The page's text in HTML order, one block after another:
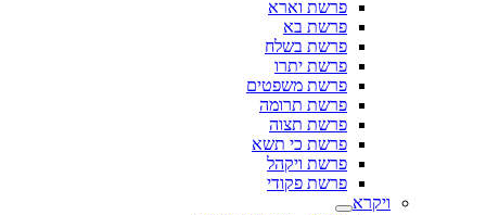
פרשת וארא
פרשת בא
פרשת בשלח
פרשת יתרו
פרשת משפטים
פרשת תרומה
פרשת תצוה
פרשת כי תשא
פרשת ויקהל
פרשת פקודי
ויקרא